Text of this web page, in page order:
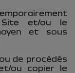
Site et/ou le
et sous
de procédés
ou copier le